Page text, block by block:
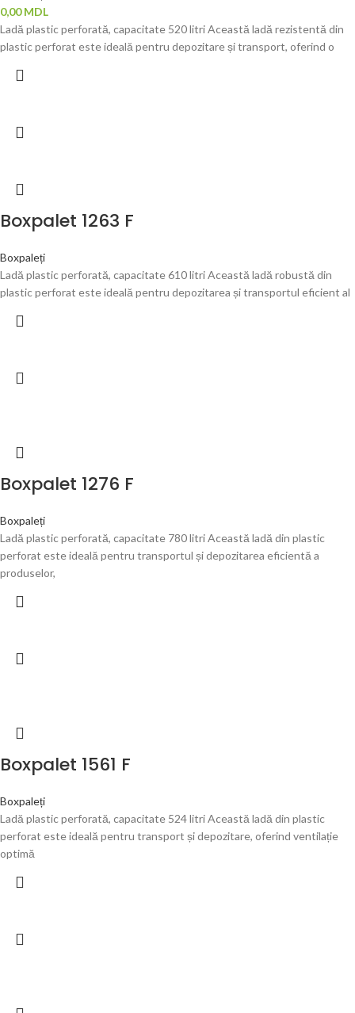
0,00MDL
Ladă plastic perforată, capacitate 520 litri Această ladă rezistentă din
plastic perforat este ideală pentru depozitare și transport, oferind o
Boxpalet 1263 F
Boxpaleți
Ladă plastic perforată, capacitate 610 litri Această ladă robustă din
plastic perforat este ideală pentru depozitarea și transportul eficient al
Boxpalet 1276 F
Boxpaleți
Ladă plastic perforată, capacitate 780 litri Această ladă din plastic
perforat este ideală pentru transportul și depozitarea eficientă a
produselor,
Boxpalet 1561 F
Boxpaleți
Ladă plastic perforată, capacitate 524 litri Această ladă din plastic
perforat este ideală pentru transport și depozitare, oferind ventilație
optimă